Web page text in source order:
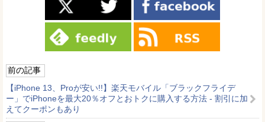
前の記事
【iPhone 13、Proが安い!!】楽天モバイル「ブラックフライデ
ー」でiPhoneを最大20％オフとおトクに購入する方法 - 割引に加
えてクーポンもあり